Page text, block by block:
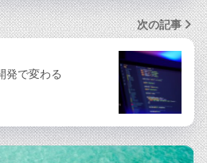
次の記事
発で変わる